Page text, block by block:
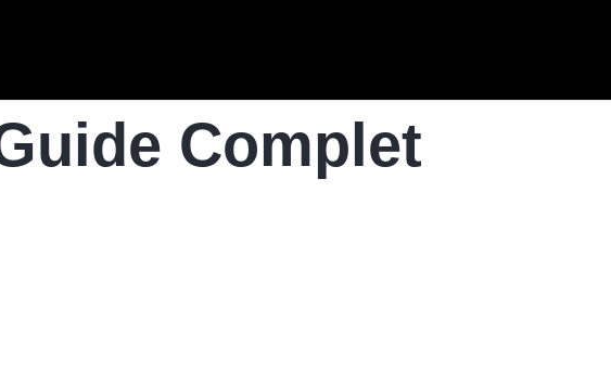
Complet